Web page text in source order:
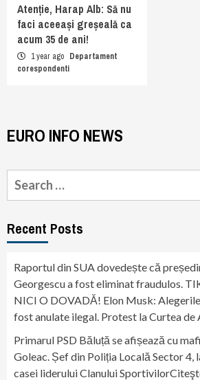
Atenție, Harap Alb: Să nu
faci aceeași greșeală ca
acum 35 de ani!
1 year ago Departament
corespondenti
EURO INFO NEWS
Search
for:
Recent Posts
Raportul din SUA dovedește că
Georgescu a fost eliminat fraudulos.
NICI O DOVADĂ! Elon Musk:
fost anulate ilegal. Protest la Curtea de
Primarul PSD Băluță se afișează cu
Goleac. Șef din Poliția Locală Sector 4,
casei liderului Clanului